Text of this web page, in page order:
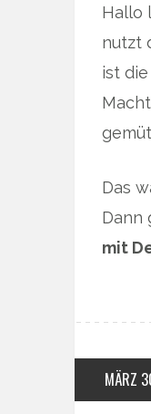
Hallo
nutzt
ist
Das
Dann
mit
MÄRZ